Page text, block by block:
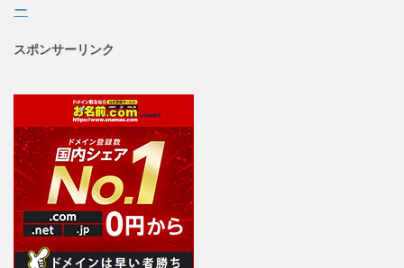
ー
スポンサーリンク